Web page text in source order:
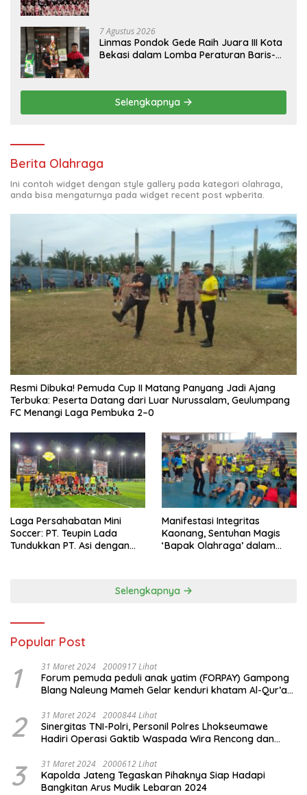
7 Agustus 2026
Linmas Pondok Gede Raih Juara III Kota
Bekasi dalam Lomba Peraturan Baris-
Selengkapnya
Berita Olahraga
Ini contoh widget dengan style gallery pada kategori olahraga,
anda bisa mengaturnya pada widget recent post wpberita.
Resmi Dibuka! Pemuda Cup II Matang Panyang Jadi Ajang
Terbuka: Peserta Datang dari Luar Nurussalam, Geulumpang
FC Menangi Laga Pembuka 2–0
Laga Persahabatan Mini
Soccer: PT. Teupin Lada
Tundukkan PT. Asi dengan
Manifestasi Integritas
Kaonang, Sentuhan Magis
‘Bapak Olahraga’ dalam
Selengkapnya
Popular Post
1 31 Maret 2024 2000917 Lihat
Forum pemuda peduli anak yatim (FORPAY) Gampong
Blang Naleung Mameh Gelar kenduri khatam Al-Qur’an
2 31 Maret 2024 2000844 Lihat
Sinergitas TNI-Polri, Personil Polres Lhokseumawe
Hadiri Operasi Gaktib Waspada Wira Rencong dan
3 31 Maret 2024 2000612 Lihat
Kapolda Jateng Tegaskan Pihaknya Siap Hadapi
Bangkitan Arus Mudik Lebaran 2024